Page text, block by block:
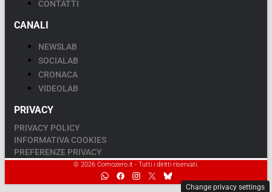
CONTATTI
CANALI
NEWSLAB
SOCIALAB
CRONACA
VIDEOLAB
PRIVACY
PRIVACY POLICY
INFORMATIVA COOKIES
PREFERENZE PRIVACY
© 2026 Comozero.it - Tutti i diritti riservati.
Change privacy settings